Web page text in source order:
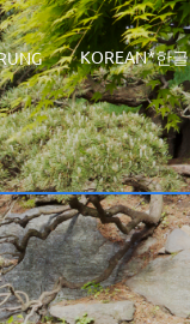
KOREAN*한글